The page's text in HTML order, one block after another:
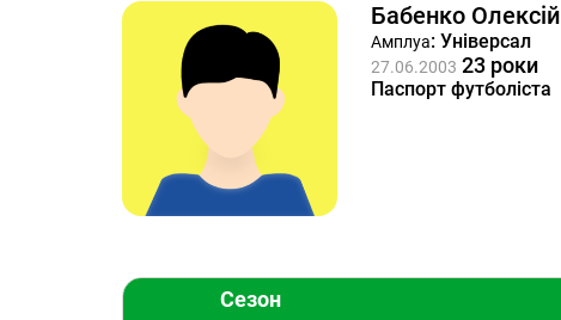
Бабенко Олексій
Амплуа: Універсал
27.06.2003 23 роки
Паспорт футболіста
Сезон